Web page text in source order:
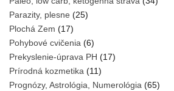
Parazity, plesne (25)
Plochá Zem (17)
Pohybové cvičenia (6)
Prekyslenie-úprava PH (17)
Prírodná kozmetika (11)
Prognózy, Astrológia, Numerológia (65)